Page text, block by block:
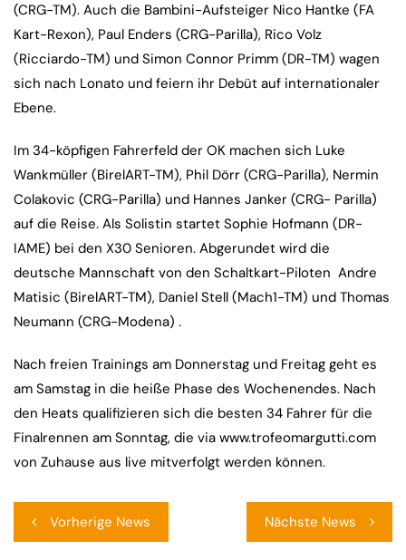
(CRG-TM). Auch die Bambini-Aufsteiger Nico Hantke (FA
Kart-Rexon), Paul Enders (CRG-Parilla), Rico Volz
(Ricciardo-TM) und Simon Connor Primm (DR-TM) wagen
sich nach Lonato und feiern ihr Debüt auf internationaler
Ebene.
Im 34-köpfigen Fahrerfeld der OK machen sich Luke
Wankmüller (BirelART-TM), Phil Dörr (CRG-Parilla), Nermin
Colakovic (CRG-Parilla) und Hannes Janker (CRG- Parilla)
auf die Reise. Als Solistin startet Sophie Hofmann (DR-
IAME) bei den X30 Senioren. Abgerundet wird die
deutsche Mannschaft von den Schaltkart-Piloten Andre
Matisic (BirelART-TM), Daniel Stell (Mach1-TM) und Thomas
Neumann (CRG-Modena) .
Nach freien Trainings am Donnerstag und Freitag geht es
am Samstag in die heiße Phase des Wochenendes. Nach
den Heats qualifizieren sich die besten 34 Fahrer für die
Finalrennen am Sonntag, die via www.trofeomargutti.com
von Zuhause aus live mitverfolgt werden können.
Vorherige News Nächste News